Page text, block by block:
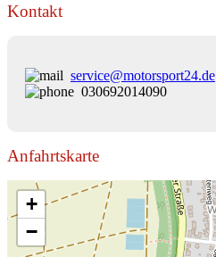
Kontakt
service@motorsport24.de
030692014090
Anfahrtskarte
+
−